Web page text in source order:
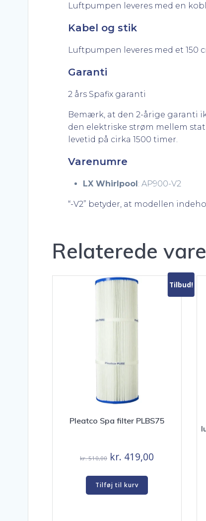
Luftpumpen leveres med en
Kabel og stik
Luftpumpen leveres med et 150
Garanti
2 års Spafix garanti
Bemærk, at den 2-årige garanti
den elektriske strøm mellem
levetid på cirka 1500 timer.
Varenumre
LX Whirlpool: AP900-V2
“-V2” betyder, at modellen
Relaterede
Tilbud!
Pleatco Spa filter PLBS75
kr.510,00 Den
pris
var:
kr. 419,00
Tilføj til kurv